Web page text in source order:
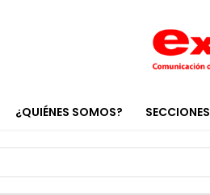
¿QUIÉNES SOMOS? SECCIONES